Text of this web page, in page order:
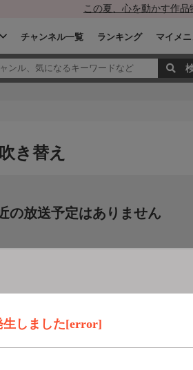
この夏、心を動かす作品
チャンネル一覧 ランキング マイメ
生しました[error]
き替え
の放送予定はありません